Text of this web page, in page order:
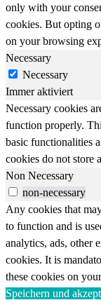
only with your
cookies. But opting
on your browsing
Necessary
Necessary
Immer aktiviert
Necessary cookies
function properly.
basic functionalities
cookies do not store
Non Necessary
non-necessary
Any cookies that
to function and is
analytics, ads, other
cookies. It is
these cookies on
Speichern und